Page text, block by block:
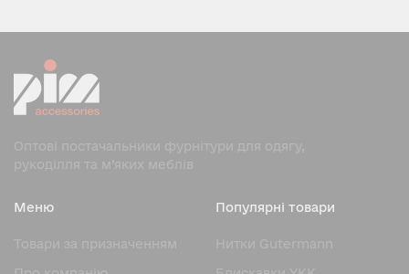
Оптові постачальники фурнітури для одягу,
рукоділля та м’яких меблів
Меню
Товари за призначенням
Популярні товари
Нитки Gutermann